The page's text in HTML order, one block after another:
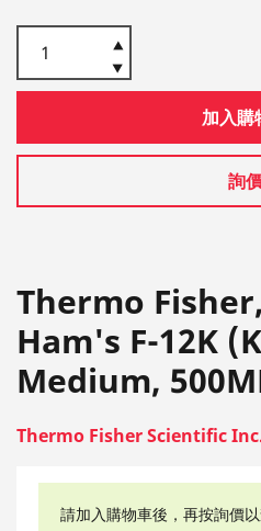
加入購
詢
Thermo
Ham's F-12K
Medium,
Thermo Fisher Scientific
請加入購物車後，再按詢價